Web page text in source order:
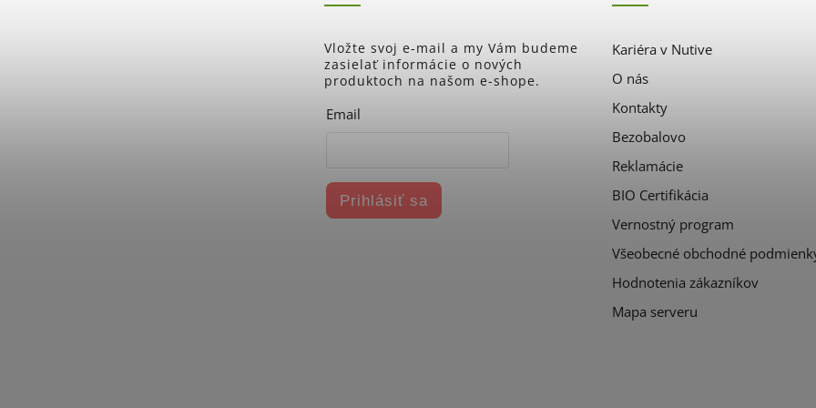
Vložte svoj e-mail a my Vám budeme
zasielať informácie o nových
produktoch na našom e-shope.
Email
Prihlásiť sa
Kariéra v Nutive
O nás
Kontakty
Bezobalovo
Reklamácie
BIO Certifikácia
Vernostný program
Všeobecné obchodné
Hodnotenia zákazníkov
Mapa serveru